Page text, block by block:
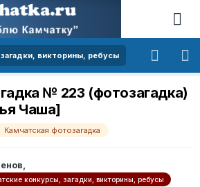
викторины, ребусы
№ 223 (фотозагадка)
Чаша]
Камчатская фотозагадка
конкурсы, загадки, викторины, ребусы